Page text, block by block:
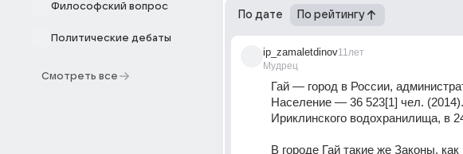
Философский вопрос
Политические дебаты
Смотреть все
По дате По рейтингу
ip_zamaletdinov
Мудрец
11лет
Гай — город в России,
Население — 36 523[1] чел.
Ириклинского водохранилища, в
В городе Гай такие же Законы,